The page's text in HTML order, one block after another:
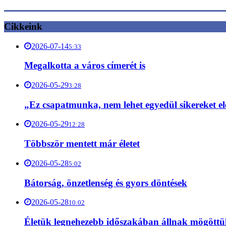
Cikkeink
2026-07-145:33
Megalkotta a város címerét is
2026-05-293:28
„Ez csapatmunka, nem lehet egyedül sikereket
2026-05-2912:28
Többször mentett már életet
2026-05-285:02
Bátorság, önzetlenség és gyors döntések
2026-05-2810:02
Életük legnehezebb időszakában állnak